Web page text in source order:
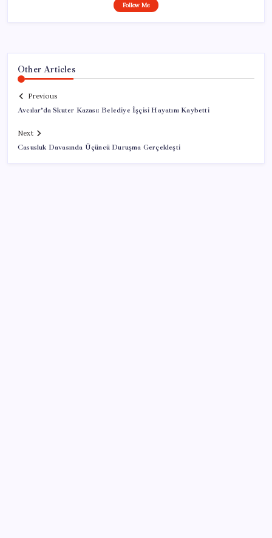
Follow Me
Other Articles
Previous
Avcılar’da Skuter Kazası: Belediye İşçisi Hayatını Kaybetti
Next
Casusluk Davasında Üçüncü Duruşma Gerçekleşti